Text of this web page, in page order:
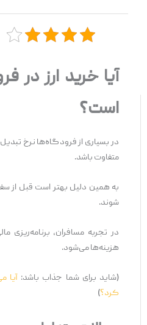
آیا خرید ارز در
است؟
در بسیاری از فرودگاه‌ها نرخ تبدیل
متفاوت باشد.
به همین دلیل بهتر است قبل از
شوند.
در تجربه مسافران، برنامه‌ریزی
هزینه‌ها می‌شود.
(شاید برای شما جذاب باشد:آیا
کرد؟)